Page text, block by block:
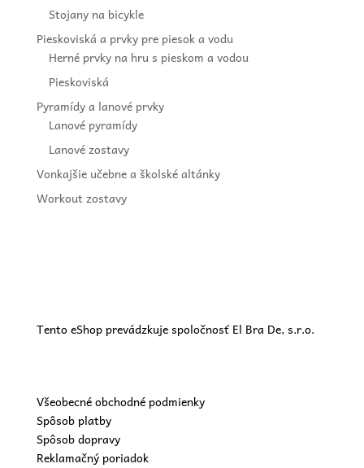
Stojany na bicykle
Pieskoviská a prvky pre piesok a vodu
Herné prvky na hru s pieskom a vodou
Pieskoviská
Pyramídy a lanové prvky
Lanové pyramídy
Lanové zostavy
Vonkajšie učebne a školské altánky
Workout zostavy
Tento eShop prevádzkuje spoločnosť El Bra De, s.r.o.
Všeobecné obchodné podmienky
Spôsob platby
Spôsob dopravy
Reklamačný poriadok